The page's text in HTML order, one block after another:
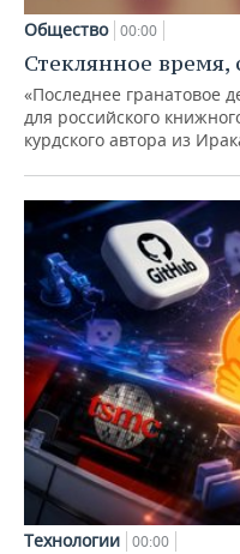
Общество 00:00
Стеклянное время,
«Последнее гранатовое
для российского
курдского автора из
Технологии 00:00